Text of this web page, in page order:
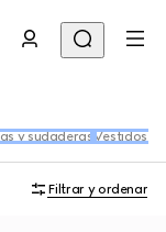
y sudaderas Vestidos y
Filtrar y ordenar